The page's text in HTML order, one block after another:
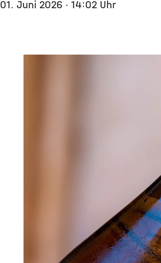
01. Juni 2026 · 14:02 Uhr